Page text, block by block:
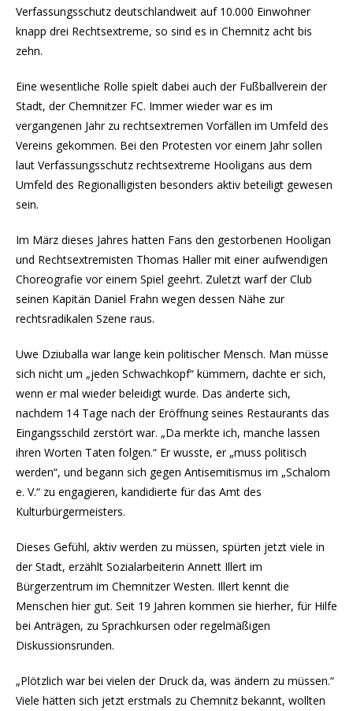
Verfassungsschutz deutschlandweit auf 10.000 Einwohner
knapp drei Rechtsextreme, so sind es in Chemnitz acht bis
zehn.
Eine wesentliche Rolle spielt dabei auch der Fußballverein der
Stadt, der Chemnitzer FC. Immer wieder war es im
vergangenen Jahr zu rechtsextremen Vorfällen im Umfeld des
Vereins gekommen. Bei den Protesten vor einem Jahr sollen
laut Verfassungsschutz rechtsextreme Hooligans aus dem
Umfeld des Regionalligisten besonders aktiv beteiligt gewesen
sein.
Im März dieses Jahres hatten Fans den gestorbenen Hooligan
und Rechtsextremisten Thomas Haller mit einer aufwendigen
Choreografie vor einem Spiel geehrt. Zuletzt warf der Club
seinen Kapitän Daniel Frahn wegen dessen Nähe zur
rechtsradikalen Szene raus.
Uwe Dziuballa war lange kein politischer Mensch. Man müsse
sich nicht um „jeden Schwachkopf“ kümmern, dachte er sich,
wenn er mal wieder beleidigt wurde. Das änderte sich,
nachdem 14 Tage nach der Eröffnung seines Restaurants das
Eingangsschild zerstört war. „Da merkte ich, manche lassen
ihren Worten Taten folgen.“ Er wusste, er „muss politisch
werden“, und begann sich gegen Antisemitismus im „Schalom
e. V.“ zu engagieren, kandidierte für das Amt des
Kulturbürgermeisters.
Dieses Gefühl, aktiv werden zu müssen, spürten jetzt viele in
der Stadt, erzählt Sozialarbeiterin Annett Illert im
Bürgerzentrum im Chemnitzer Westen. Illert kennt die
Menschen hier gut. Seit 19 Jahren kommen sie hierher, für Hilfe
bei Anträgen, zu Sprachkursen oder regelmäßigen
Diskussionsrunden.
„Plötzlich war bei vielen der Druck da, was ändern zu müssen.“
Viele hätten sich jetzt erstmals zu Chemnitz bekannt, wollten